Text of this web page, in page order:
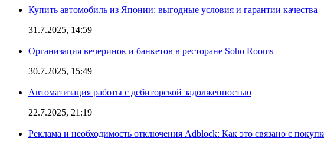
Купить автомобиль из Японии: выгодные условия и гарантии качества
31.7.2025, 14:59
Организация вечеринок и банкетов в ресторане Soho Rooms
30.7.2025, 15:49
Автоматизация работы с дебиторской задолженностью
22.7.2025, 21:19
Реклама и необходимость отключения Adblock: Как это связано с